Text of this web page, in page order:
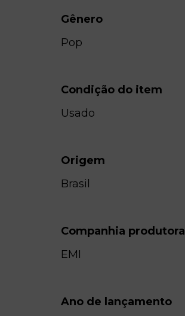
Gênero
Pop
Condição do item
Usado
Origem
Brasil
Companhia produtora
EMI
Ano de lançamento